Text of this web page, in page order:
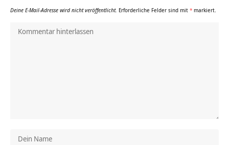
Deine E-Mail-Adresse wird nicht veröffentlicht. Erforderliche Felder sind mit * markiert.